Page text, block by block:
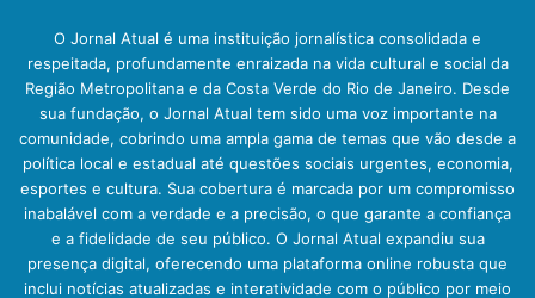
O Jornal Atual é uma instituição jornalística consolidada e
respeitada, profundamente enraizada na vida cultural e social da
Região Metropolitana e da Costa Verde do Rio de Janeiro. Desde
sua fundação, o Jornal Atual tem sido uma voz importante na
comunidade, cobrindo uma ampla gama de temas que vão desde a
política local e estadual até questões sociais urgentes, economia,
esportes e cultura. Sua cobertura é marcada por um compromisso
inabalável com a verdade e a precisão, o que garante a confiança
e a fidelidade de seu público. O Jornal Atual expandiu sua
presença digital, oferecendo uma plataforma online robusta que
inclui notícias atualizadas e interatividade com o público por meio